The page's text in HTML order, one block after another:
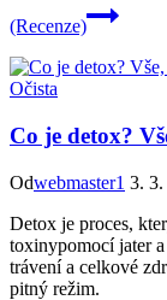
(Recenze)
Očista
Co je detox?
Odwebmaster1 3.
Detox je proces,
toxinypomocí jater
trávení a celkové
pitný režim.